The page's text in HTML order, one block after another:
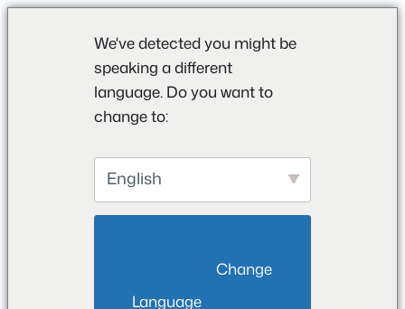
We've detected you might be
speaking a different
language. Do you want to
change to:
English
Language